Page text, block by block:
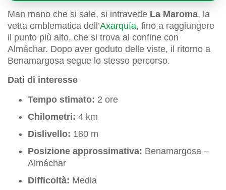
Man mano che si sale, si intravede La Maroma, la
vetta emblematica dell’Axarquía, fino a raggiungere
il punto più alto, che si trova al confine con
Almáchar. Dopo aver goduto delle viste, il ritorno a
Benamargosa segue lo stesso percorso.
Dati di interesse
Tempo stimato: 2 ore
Chilometri: 4 km
Dislivello: 180 m
Posizione approssimativa: Benamargosa –
Almáchar
Difficoltà: Media